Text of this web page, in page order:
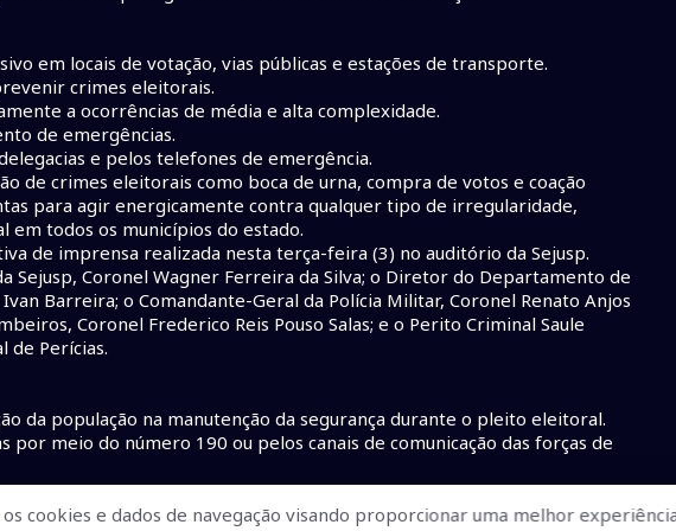
em locais de votação, vias públicas e estações de transporte.
crimes eleitorais.
a ocorrências de média e alta complexidade.
de emergências.
e pelos telefones de emergência.
de crimes eleitorais como boca de urna, compra de votos e coação
para agir energicamente contra qualquer tipo de irregularidade,
todos os municípios do estado.
de imprensa realizada nesta terça-feira (3) no auditório da Sejusp.
Sejusp, Coronel Wagner Ferreira da Silva; o Diretor do Departamento de
Barreira; o Comandante-Geral da Polícia Militar, Coronel Renato Anjos
Coronel Frederico Reis Pouso Salas; e o Perito Criminal Saule
de Perícias.
da população na manutenção da segurança durante o pleito eleitoral.
meio do número 190 ou pelos canais de comunicação das forças de
os cookies e dados de navegação visando proporcionar uma melhor